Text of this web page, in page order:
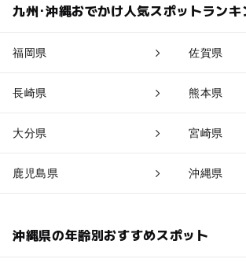
九州･沖縄おでかけ人気スポットランキ
福岡県 佐賀県
長崎県 熊本県
大分県 宮崎県
鹿児島県 沖縄県
沖縄県の年齢別おすすめスポット